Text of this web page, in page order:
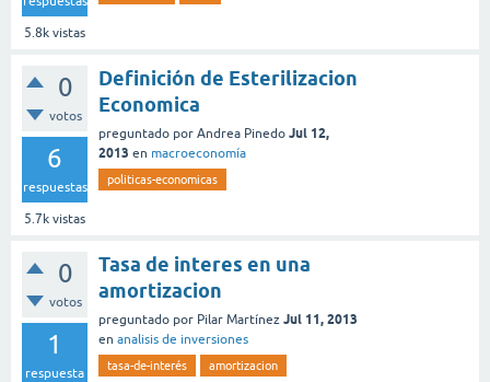
5.8k vistas
0
votos
6
respuestas
5.7k vistas
Definición de Esterilizacion
Economica
preguntado por Andrea Pinedo Jul 12,
2013 en macroeconomía
politicas-economicas
0
votos
1
respuesta
Tasa de interes en una
amortizacion
preguntado por Pilar Martínez Jul 11, 2013
en analisis de inversiones
tasa-de-interés amortizacion